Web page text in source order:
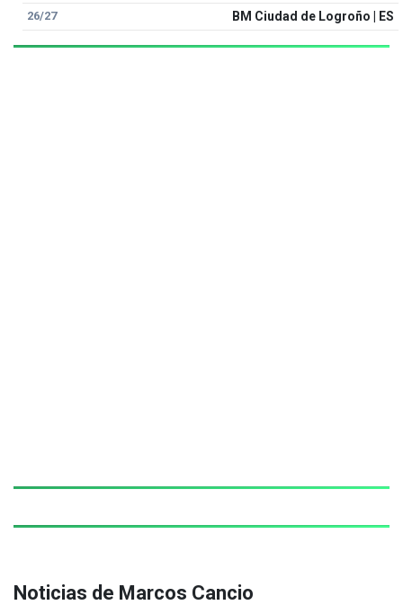
26/27 BM Ciudad de Logroño | ES
Noticias de Marcos Cancio